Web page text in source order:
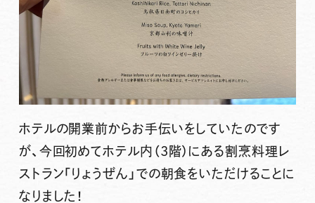
ホテルの開業前からお手伝いをしていたのです
が、今回初めてホテル内（3階）にある割烹料理レ
ストラン「りょうぜん」での朝食をいただけることに
なりました！